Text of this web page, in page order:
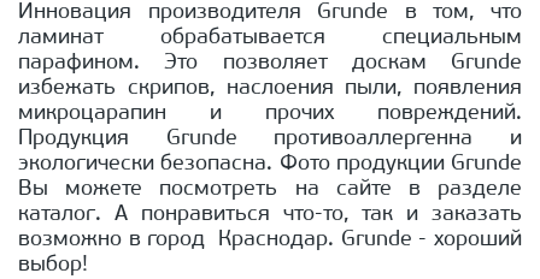
Инновация производителя Grunde в том, что
ламинат обрабатывается специальным
парафином. Это позволяет доскам Grunde
избежать скрипов, наслоения пыли, появления
микроцарапин и прочих повреждений.
Продукция Grunde противоаллергенна и
экологически безопасна. Фото продукции Grunde
Вы можете посмотреть на сайте в разделе
каталог. А понравиться что-то, так и заказать
возможно в город Краснодар. Grunde - хороший
выбор!